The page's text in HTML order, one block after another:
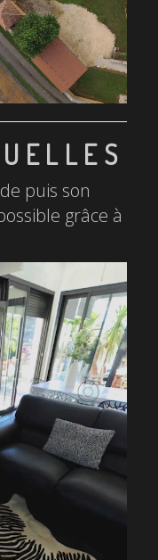
puis son
grâce à